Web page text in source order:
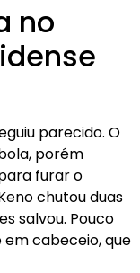
no
parecido. O
porém
furar o
chutou duas
salvou. Pouco
cabeceio, que